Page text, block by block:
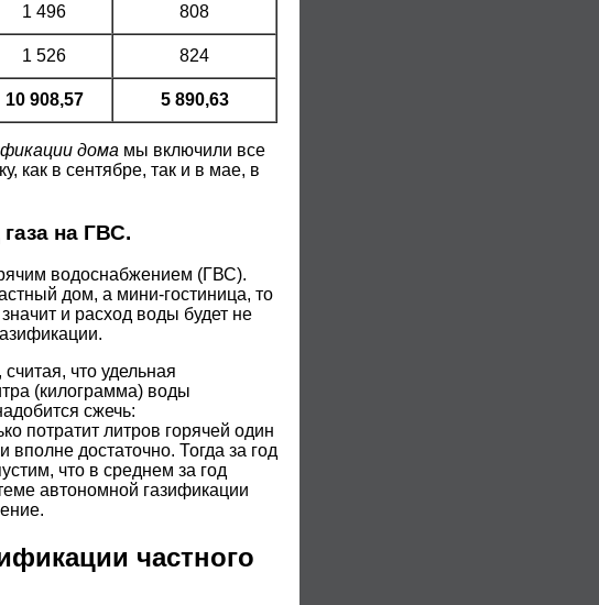
10 908,57 5 890,63
1 496 808
1 526 824
дома мы включили все
как в сентябре, так и в мае, в
на ГВС.
водоснабжением (ГВС).
дом, а мини-гостиница, то
и расход воды будет не
что удельная
(килограмма) воды
сжечь:
потратит литров горячей один
достаточно. Тогда за год
что в среднем за год
автономной газификации
частного